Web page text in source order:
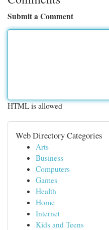
Submit a Comment
HTML is allowed
Web Directory Categories
Arts
Business
Computers
Games
Health
Home
Internet
Kids and Teens